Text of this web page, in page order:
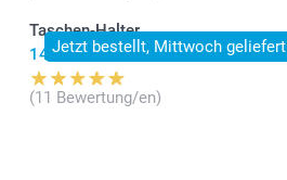
Jetzt bestellt, Mittwoch geliefert
Taschen-Halter
14.95
(11 Bewertung/en)